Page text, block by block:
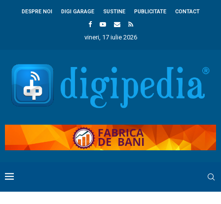
DESPRE NOI DIGI GARAGE SUSTINE PUBLICITATE CONTACT
vineri, 17 iulie 2026